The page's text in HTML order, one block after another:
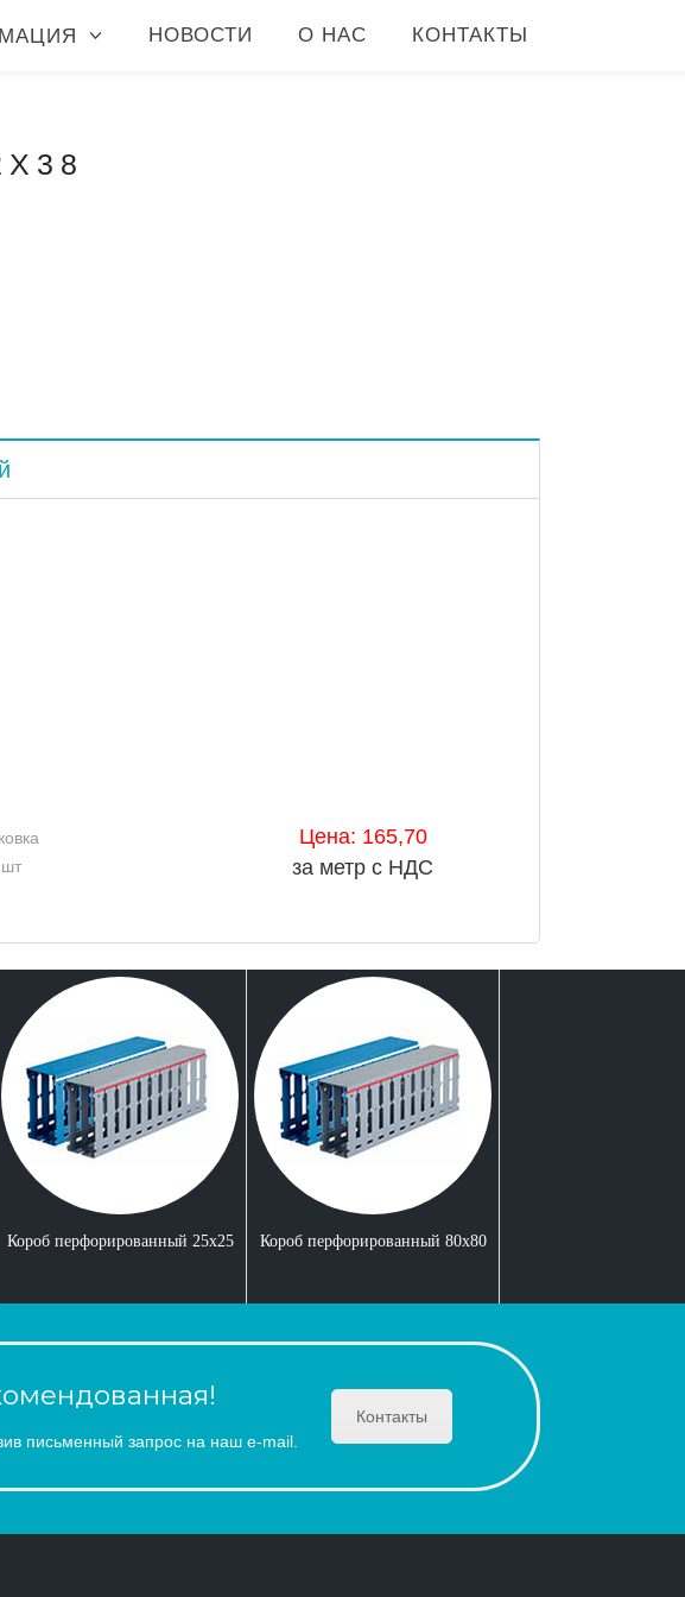
НОВОСТИ О НАС КОНТАКТЫ
Цена: 165,70
за метр с НДС
Короб перфорированный 25x25 Короб перфорированный 80x80
письменный запрос на наш e-mail.
Контакты